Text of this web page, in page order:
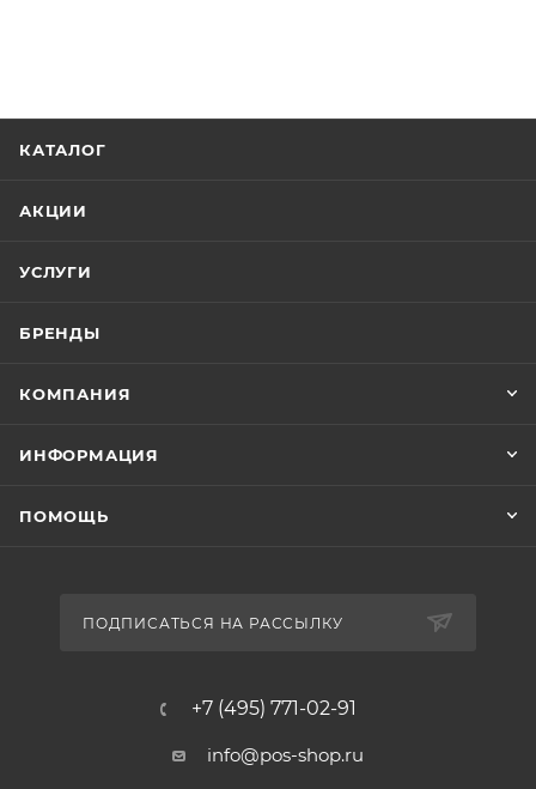
КАТАЛОГ
АКЦИИ
УСЛУГИ
БРЕНДЫ
КОМПАНИЯ
ИНФОРМАЦИЯ
ПОМОЩЬ
ПОДПИСАТЬСЯ НА РАССЫЛКУ
+7 (495) 771-02-91
info@pos-shop.ru